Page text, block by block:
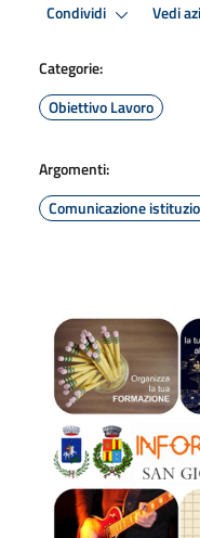
Condividi Vedi
Categorie:
Obiettivo Lavoro
Argomenti:
Comunicazione